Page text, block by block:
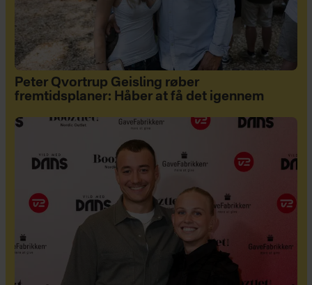
Peter Qvortrup Geisling røber
fremtidsplaner: Håber at få det igennem